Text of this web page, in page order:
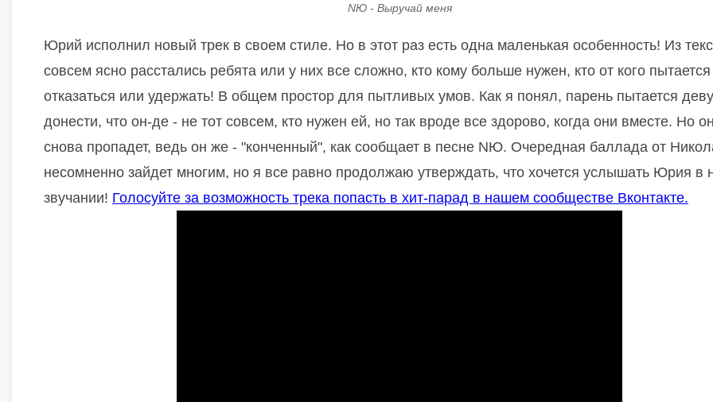
NЮ - Выручай меня
Юрий исполнил новый трек в своем стиле. Но в этот раз есть одна маленькая особенность! Из
совсем ясно расстались ребята или у них все сложно, кто кому больше нужен, кто от кого пытается
отказаться или удержать! В общем простор для пытливых умов. Как я понял, парень пытается
донести, что он-де - не тот совсем, кто нужен ей, но так вроде все здорово, когда они вместе. Но
снова пропадет, ведь он же - "конченный", как сообщает в песне NЮ. Очередная баллада от
несомненно зайдет многим, но я все равно продолжаю утверждать, что хочется услышать Юрия в
звучании! Голосуйте за возможность трека попасть в хит-парад в нашем сообществе Вконтакте.